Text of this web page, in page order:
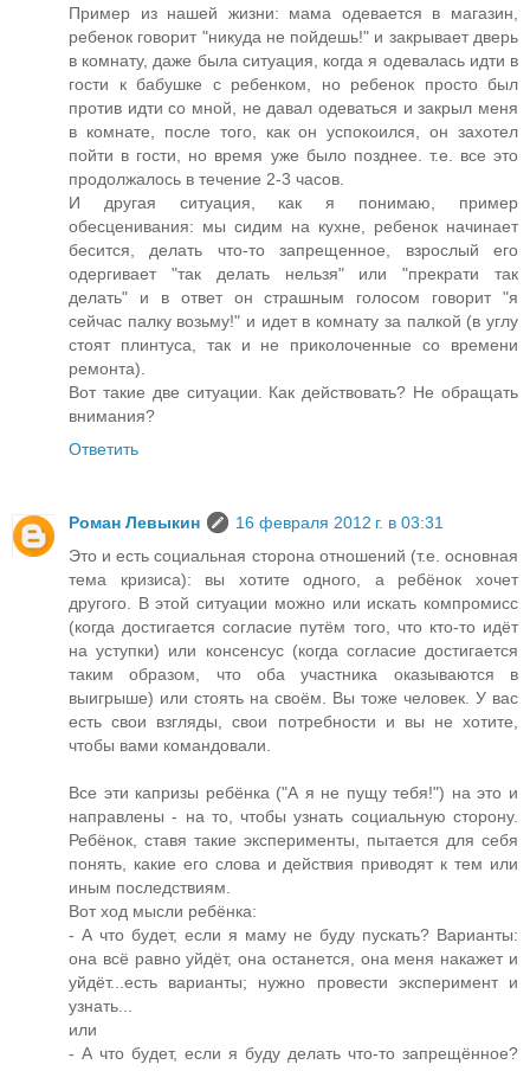
Пример из нашей жизни: мама одевается в магазин,
ребенок говорит "никуда не пойдешь!" и закрывает дверь
в комнату, даже была ситуация, когда я одевалась идти в
гости к бабушке с ребенком, но ребенок просто был
против идти со мной, не давал одеваться и закрыл меня
в комнате, после того, как он успокоился, он захотел
пойти в гости, но время уже было позднее. т.е. все это
продолжалось в течение 2-3 часов.
И другая ситуация, как я понимаю, пример
обесценивания: мы сидим на кухне, ребенок начинает
бесится, делать что-то запрещенное, взрослый его
одергивает "так делать нельзя" или "прекрати так
делать" и в ответ он страшным голосом говорит "я
сейчас палку возьму!" и идет в комнату за палкой (в углу
стоят плинтуса, так и не приколоченные со времени
ремонта).
Вот такие две ситуации. Как действовать? Не обращать
внимания?
Ответить
Роман Левыкин
16 февраля 2012 г. в 03:31
Это и есть социальная сторона отношений (т.е. основная
тема кризиса): вы хотите одного, а ребёнок хочет
другого. В этой ситуации можно или искать компромисс
(когда достигается согласие путём того, что кто-то идёт
на уступки) или консенсус (когда согласие достигается
таким образом, что оба участника оказываются в
выигрыше) или стоять на своём. Вы тоже человек. У вас
есть свои взгляды, свои потребности и вы не хотите,
чтобы вами командовали.
Все эти капризы ребёнка ("А я не пущу тебя!") на это и
направлены - на то, чтобы узнать социальную сторону.
Ребёнок, ставя такие эксперименты, пытается для себя
понять, какие его слова и действия приводят к тем или
иным последствиям.
Вот ход мысли ребёнка:
- А что будет, если я маму не буду пускать? Варианты:
она всё равно уйдёт, она останется, она меня накажет и
уйдёт...есть варианты; нужно провести эксперимент и
узнать...
или
- А что будет, если я буду делать что-то запрещённое?